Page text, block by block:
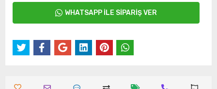
WHATSAPP İLE SİPARİŞ VER